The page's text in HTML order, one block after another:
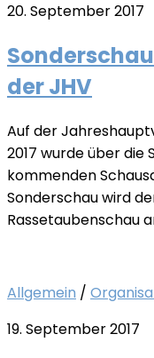
20. September 2017
der JHV
Auf der
2017 wurde über die
kommenden
Sonderschau wird
Rassetaubenschau
Allgemein /
19. September 2017